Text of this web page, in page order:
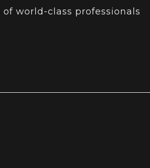
world-class professionals